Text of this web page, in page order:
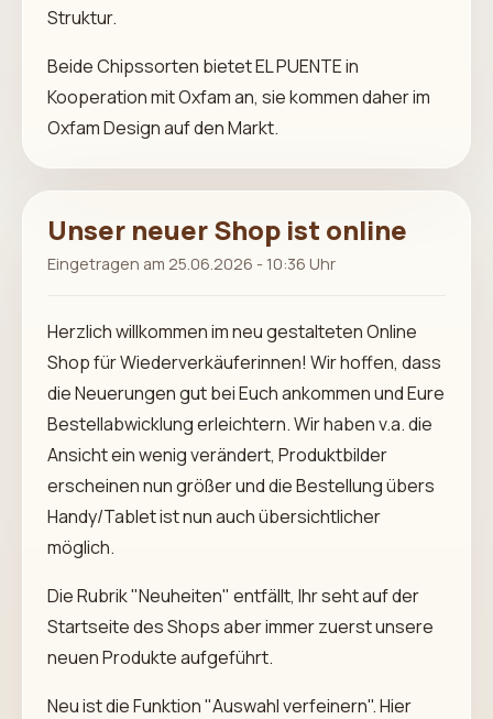
Struktur.
Beide Chipssorten bietet EL PUENTE in
Kooperation mit Oxfam an, sie kommen daher im
Oxfam Design auf den Markt.
Unser neuer Shop ist online
Eingetragen am 25.06.2026 - 10:36 Uhr
Herzlich willkommen im neu gestalteten Online
Shop für Wiederverkäuferinnen! Wir hoffen, dass
die Neuerungen gut bei Euch ankommen und Eure
Bestellabwicklung erleichtern. Wir haben v.a. die
Ansicht ein wenig verändert, Produktbilder
erscheinen nun größer und die Bestellung übers
Handy/Tablet ist nun auch übersichtlicher
möglich.
Die Rubrik "Neuheiten" entfällt, Ihr seht auf der
Startseite des Shops aber immer zuerst unsere
neuen Produkte aufgeführt.
Neu ist die Funktion "Auswahl verfeinern". Hier